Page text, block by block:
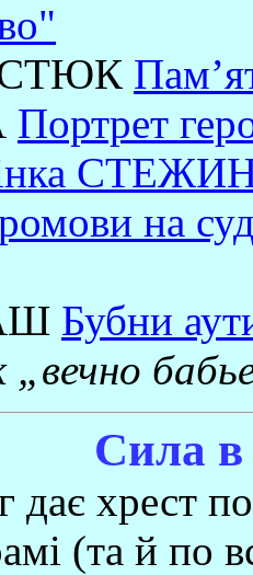
Портрет
на
Бубни
„вечно
Сила в
хрест
(та й по